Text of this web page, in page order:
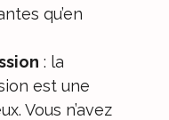
qu’en
: la
est une
Vous n’avez